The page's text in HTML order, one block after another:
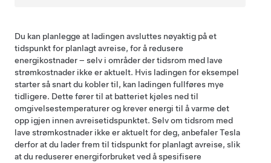
Du kan planlegge at ladingen avsluttes nøyaktig på et
tidspunkt for planlagt avreise, for å redusere
energikostnader – selv i områder der tidsrom med lave
strømkostnader ikke er aktuelt. Hvis ladingen for eksempel
starter så snart du kobler til, kan ladingen fullføres mye
tidligere. Dette fører til at batteriet kjøles ned til
omgivelsestemperaturer og krever energi til å varme det
opp igjen innen avreisetidspunktet. Selv om tidsrom med
lave strømkostnader ikke er aktuelt for deg, anbefaler Tesla
derfor at du lader frem til tidspunkt for planlagt avreise, slik
at du reduserer energiforbruket ved å spesifisere